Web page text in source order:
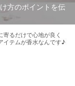
方のポイントを伝
るだけで心地が良く
イテムが香水なんです♪